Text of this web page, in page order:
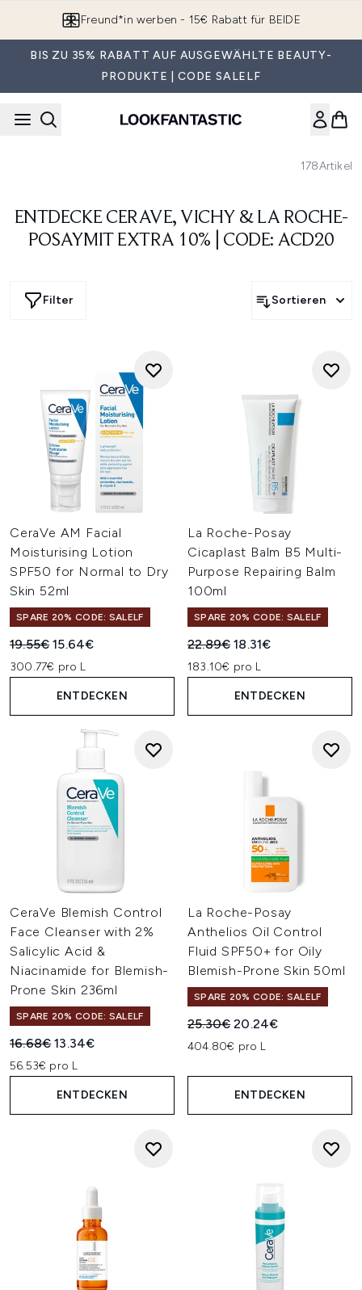
Freund*in werben - 15€ Rabatt für BEIDE
BIS ZU 35% RABATT AUF AUSGEWÄHLTE BEAUTY-
PRODUKTE | CODE SALELF
178Artikel
ENTDECKE CERAVE, VICHY & LA ROCHE-
POSAYMIT EXTRA 10% | CODE: ACD20
Filter Sortieren
CeraVe AM Facial
Moisturising Lotion
SPF50 for Normal to Dry
Skin 52ml
SPARE 20% CODE: SALELF
Unverbindliche Preisempfehlung:
19.55€Aktueller Preis:
15.64€
300.77€ pro L
ENTDECKEN
La Roche-Posay
Cicaplast Balm B5 Multi-
Purpose Repairing Balm
100ml
SPARE 20% CODE: SALELF
Unverbindliche
22.89€Aktueller Preis:
18.31€
183.10€ pro L
ENTDECKEN
CeraVe Blemish Control
Face Cleanser with 2%
Salicylic Acid &
Niacinamide for Blemish-
Prone Skin 236ml
SPARE 20% CODE: SALELF
Unverbindliche Preisempfehlung:
16.68€Aktueller Preis:
13.34€
56.53€ pro L
ENTDECKEN
La Roche-Posay
Anthelios Oil Control
Fluid SPF50+ for Oily
Blemish-Prone Skin 50ml
SPARE 20% CODE: SALELF
Unverbindliche
25.30€Aktueller Preis:
20.24€
404.80€ pro L
ENTDECKEN